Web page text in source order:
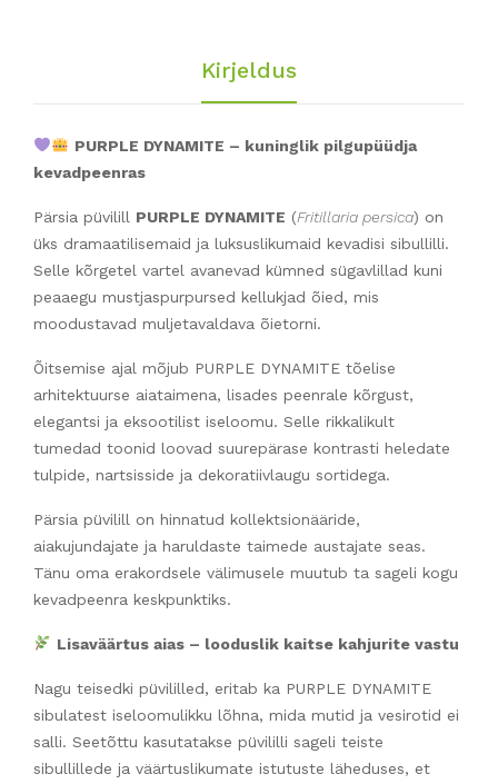
Kirjeldus
PURPLE DYNAMITE – kuninglik pilgupüüdja
kevadpeenras
Pärsia püvilill PURPLE DYNAMITE (Fritillaria persica) on
üks dramaatilisemaid ja luksuslikumaid kevadisi sibullilli.
Selle kõrgetel vartel avanevad kümned sügavlillad kuni
peaaegu mustjaspurpursed kellukjad õied, mis
moodustavad muljetavaldava õietorni.
Õitsemise ajal mõjub PURPLE DYNAMITE tõelise
arhitektuurse aiataimena, lisades peenrale kõrgust,
elegantsi ja eksootilist iseloomu. Selle rikkalikult
tumedad toonid loovad suurepärase kontrasti heledate
tulpide, nartsisside ja dekoratiivlaugu sortidega.
Pärsia püvilill on hinnatud kollektsionääride,
aiakujundajate ja haruldaste taimede austajate seas.
Tänu oma erakordsele välimusele muutub ta sageli kogu
kevadpeenra keskpunktiks.
Lisaväärtus aias – looduslik kaitse kahjurite vastu
Nagu teisedki püvililled, eritab ka PURPLE DYNAMITE
sibulatest iseloomulikku lõhna, mida mutid ja vesirotid ei
salli. Seetõttu kasutatakse püvililli sageli teiste
sibullillede ja väärtuslikumate istutuste läheduses, et